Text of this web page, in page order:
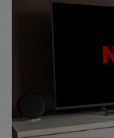
Filme și